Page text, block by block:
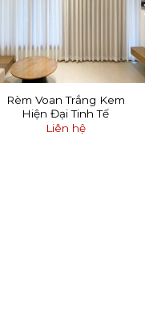
Rèm Voan Trắng Kem
Hiện Đại Tinh Tế
Liên hệ